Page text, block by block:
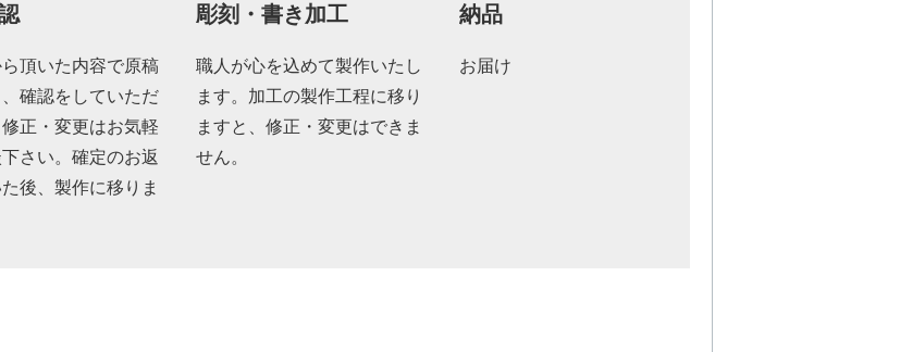
頂いた内容で原稿
確認をしていただ
正・変更はお気軽
さい。確定のお返
後、製作に移りま
彫刻・書き加工
職人が心を込めて製作いたし
ます。加工の製作工程に移り
ますと、修正・変更はできま
せん。
納品
お届け